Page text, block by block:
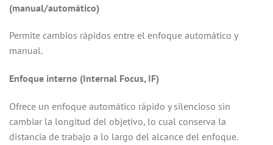
(manual/automático)
Permite cambios rápidos entre el enfoque automático y
manual.
Enfoque interno (Internal Focus, IF)
Ofrece un enfoque automático rápido y silencioso sin
cambiar la longitud del objetivo, lo cual conserva la
distancia de trabajo a lo largo del alcance del enfoque.